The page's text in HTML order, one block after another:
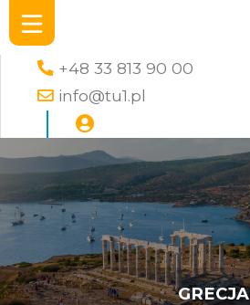
+48 33 813 90 00
info@tu1.pl
GRECJA